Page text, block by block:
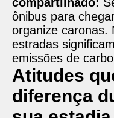
ônibus para
organize caronas.
estradas
emissões de
Atitudes
diferença